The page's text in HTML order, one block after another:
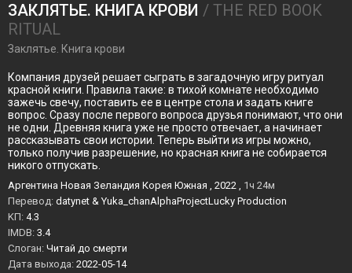
ЗАКЛЯТЬЕ. КНИГА КРОВИ / THE RED BOOK
RITUAL
Заклятье. Книга крови
Компания друзей решает сыграть в загадочную игру ритуал
красной книги. Правила такие: в тихой комнате необходимо
зажечь свечу, поставить ее в центре стола и задать книге
вопрос. Сразу после первого вопроса друзья понимают, что они
не одни. Древняя книга уже не просто отвечает, а начинает
рассказывать свои истории. Теперь выйти из игры можно,
только получив разрешение, но красная книга не собирается
никого отпускать.
Аргентина Новая Зеландия Корея Южная , 2022 , 1ч 24м
Перевод: datynet & Yuka_chanAlphaProjectLucky Production
KП: 4.3
IMDB: 3.4
Слоган: Читай до смерти
Дата выхода: 2022-05-14